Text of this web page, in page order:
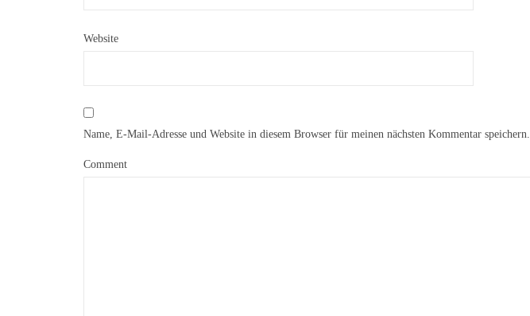
Website
Name, E-Mail-Adresse und Website in diesem Browser für meinen nächsten Kommentar speichern.
Comment